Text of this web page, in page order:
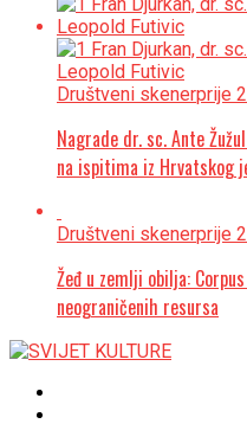
Društveni skenerprije
Nagrade dr. sc. Ante
na ispitima iz Hrvatskog
Društveni skenerprije
Žeđ u zemlji obilja:
neograničenih resursa